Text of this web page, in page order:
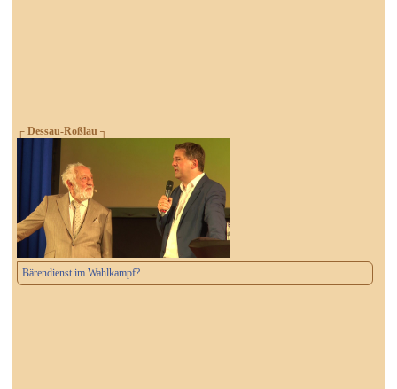
┌ Dessau-Roßlau ┐
Bärendienst im Wahlkampf?